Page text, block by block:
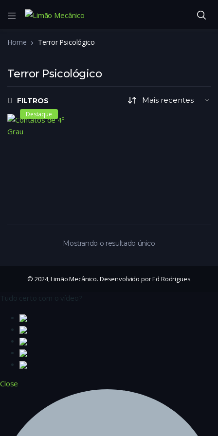
Home Terror Psicológico
Terror Psicológico
FILTROS
Destaque
Mostrando o resultado único
© 2024, Limão Mecânico. Desenvolvido por Ed Rodrigues
Tudo certo com o vídeo?
Close